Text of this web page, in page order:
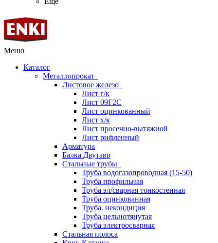
Меню
Каталог
Металлопрокат
Листовое железо
Лист г/к
Лист 09Г2С
Лист оцинкованный
Лист х/к
Лист просечно-вытяжной
Лист рифленный
Арматура
Балка Двутавр
Стальные трубы
Труба водогазопроводная (15-50)
Труба профильная
Труба эл/сварная тонкостенная
Труба оцинкованная
Труба. некондиция
Труба цельнотянутая
Труба электросварная
Стальная полоса